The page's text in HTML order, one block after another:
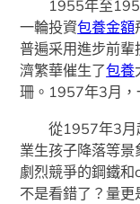
1955年至
一輪投資包養金額
普遍采用進步前
濟繁華催生了包養
珊。1957年3月，
從1957年3月
業生孩子降落等
劇烈競爭的鋼鐵
不是看錯了？量